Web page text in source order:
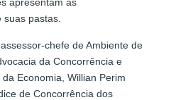
pastas.
chefe de Ambiente de
da Concorrência e
Economia, Willian Perim
de Concorrência dos